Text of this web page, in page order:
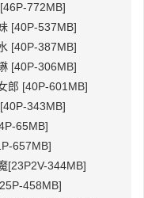
772MB]
[40P-537MB]
[40P-387MB]
[40P-306MB]
郎 [40P-601MB]
343MB]
65MB]
657MB]
[23P2V-344MB]
458MB]